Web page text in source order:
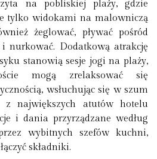
na pobliskiej plaży, gdzie
tylko widokami na malowniczą
żeglować, pływać pośród
nurkować. Dodatkową atrakcję
stanowią sesje jogi na plaży,
mogą zrelaksować się
wsłuchując się w szum
z największych atutów hotelu
i dania przyrządzane według
wybitnych szefów kuchni,
składniki.